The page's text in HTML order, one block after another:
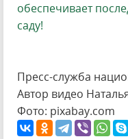
обеспечивает
саду!
Пресс-служба
Автор видео
Фото: pixabay.com